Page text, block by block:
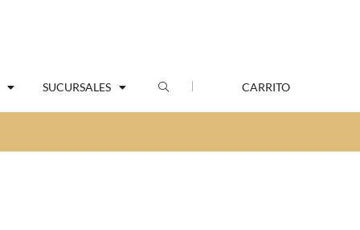
SUCURSALES CARRITO